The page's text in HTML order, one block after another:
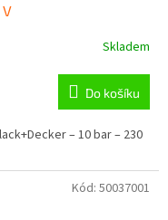
Skladem
Do košíku
– 10 bar – 230
Kód: 50037001